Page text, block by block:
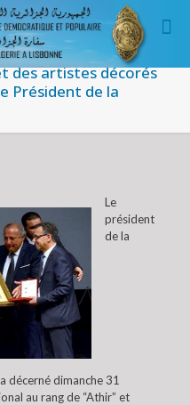
des artistes décorés
Président de la
Le
président
de la
décerné dimanche 31
au rang de “Athir” et